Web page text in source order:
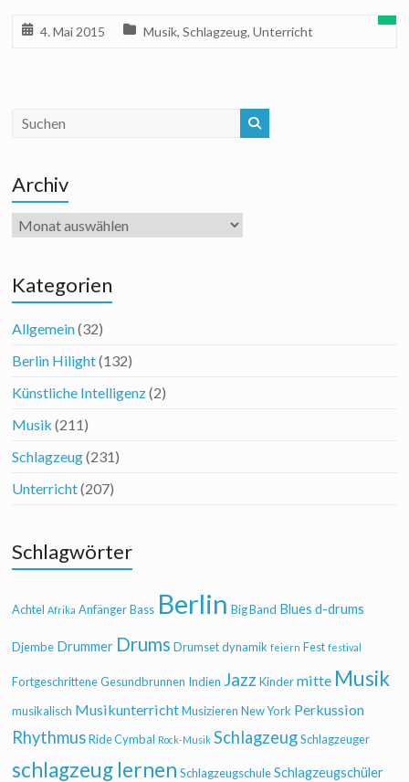
4. Mai 2015 Musik,Schlagzeug,Unterricht
Archiv
Archiv
Kategorien
Allgemein(32)
Berlin Hilight(132)
Künstliche Intelligenz(2)
Musik (211)
Schlagzeug(231)
Unterricht(207)
Schlagwörter
Achtel Afrika Anfänger Bass Berlin Big Band Blues d-drums
Djembe Drummer Drums Drumset dynamik feiern Fest festival
Fortgeschrittene Gesundbrunnen Indien Jazz Kinder mitte Musik
musikalisch Musikunterricht Musizieren New York Perkussion
Rhythmus Ride Cymbal Rock-Musik Schlagzeug Schlagzeuger
schlagzeug lernen Schlagzeugschule Schlagzeugschüler